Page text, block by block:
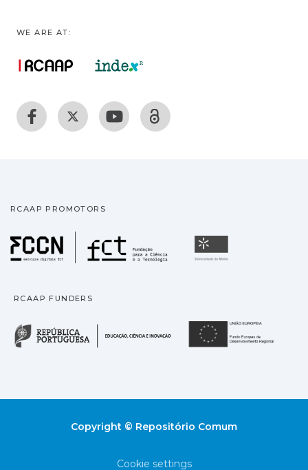
WE ARE AT:
RCAAP PROMOTORS
Fundação para a
RCAAP FUNDERS
República Portuguesa
Copyright © Repositório Comum
Cookie settings